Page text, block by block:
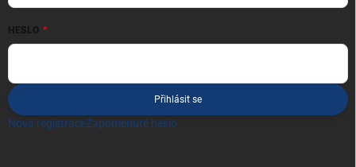
HESLO
Přihlásit se
Nová registraceZapomenuté heslo